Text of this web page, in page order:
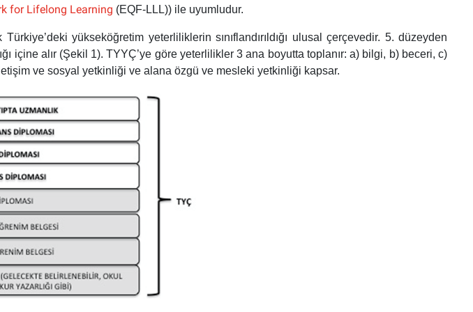
for Lifelong Learning (EQF-LLL)) ile uyumludur.
yükseköğretim yeterliliklerin sınıflandırıldığı ulusal çerçevedir. 5. düzeyden
içine alır (Şekil 1). TYYÇ’ye göre yeterlilikler 3 ana boyutta toplanır: a) bilgi, b) beceri, c)
ve sosyal yetkinliği ve alana özgü ve mesleki yetkinliği kapsar.